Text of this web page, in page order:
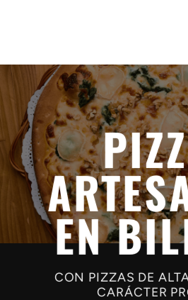
EN
CON PIZZAS DE
CARÁCTER